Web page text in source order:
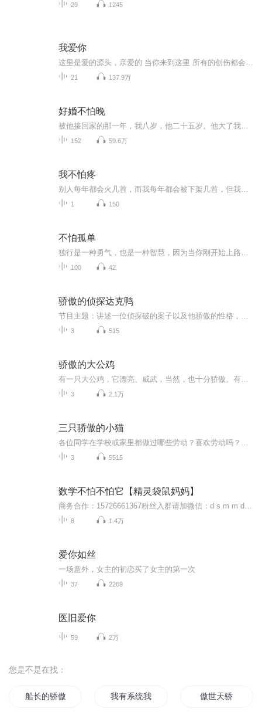
29 1245
我爱你
21 137.9万
好婚不怕晚
152 59.6万
我不怕疼
1 150
不怕孤单
100 42
骄傲的侦探达克鸭
3 515
骄傲的大公鸡
3 2.1万
三只骄傲的小猫
3 5515
数学不怕不怕它【精灵袋鼠妈妈】
8 1.4万
爱你如丝
一场意外，女主的初恋买了女主的第一次
37 2269
医旧爱你
59 2万
您是不是在找：
船长的骄傲 我有系统我怕过谁 傲世天骄